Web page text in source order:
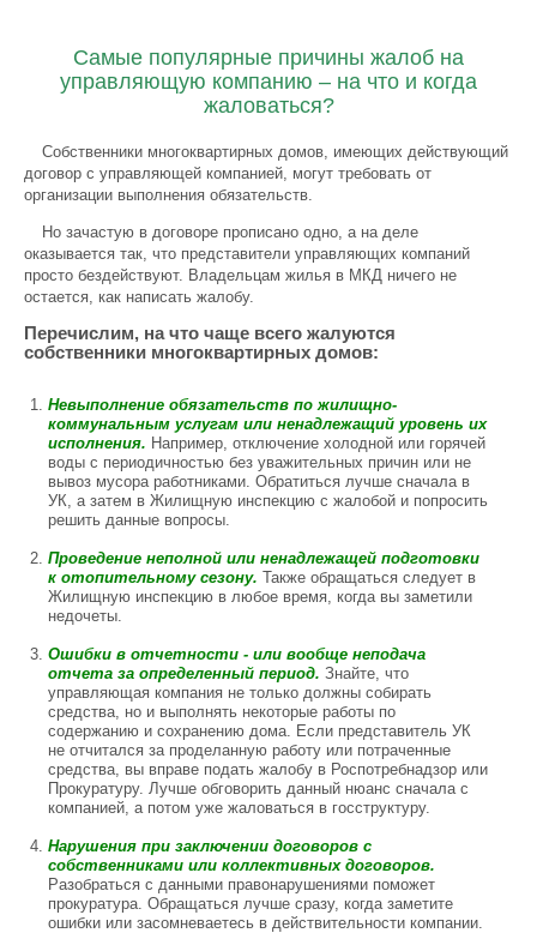
Самые популярные причины жалоб на
управляющую компанию – на что и когда
жаловаться?
Собственники многоквартирных домов, имеющих действующий
договор с управляющей компанией, могут требовать от
организации выполнения обязательств.
Но зачастую в договоре прописано одно, а на деле
оказывается так, что представители управляющих компаний
просто бездействуют. Владельцам жилья в МКД ничего не
остается, как написать жалобу.
Перечислим, на что чаще всего жалуются
собственники многоквартирных домов:
Невыполнение обязательств по жилищно-
коммунальным услугам или ненадлежащий уровень их
исполнения. Например, отключение холодной или горячей
воды с периодичностью без уважительных причин или не
вывоз мусора работниками. Обратиться лучше сначала в
УК, а затем в Жилищную инспекцию с жалобой и попросить
решить данные вопросы.
Проведение неполной или ненадлежащей подготовки
к отопительному сезону. Также обращаться следует в
Жилищную инспекцию в любое время, когда вы заметили
недочеты.
Ошибки в отчетности - или вообще неподача
отчета за определенный период. Знайте, что
управляющая компания не только должны собирать
средства, но и выполнять некоторые работы по
содержанию и сохранению дома. Если представитель УК
не отчитался за проделанную работу или потраченные
средства, вы вправе подать жалобу в Роспотребнадзор или
Прокуратуру. Лучше обговорить данный нюанс сначала с
компанией, а потом уже жаловаться в госструктуру.
Нарушения при заключении договоров с
собственниками или коллективных договоров.
Разобраться с данными правонарушениями поможет
прокуратура. Обращаться лучше сразу, когда заметите
ошибки или засомневаетесь в действительности компании.